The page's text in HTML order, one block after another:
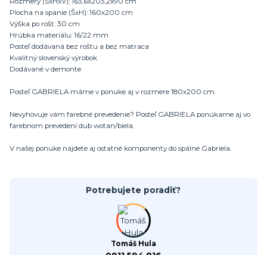
Plocha na spanie (ŠxH): 160x200 cm
Výška po rošt: 30 cm
Hrúbka materiálu: 16/22 mm
Posteľ dodávaná bez roštu a bez matraca
Kvalitný slovenský výrobok
Dodávané v demonte
Posteľ GABRIELA máme v ponuke aj v rozmere 180x200 cm.
Nevyhovuje vám farebné prevedenie? Posteľ GABRIELA ponúkame aj vo
farebnom prevedení dub wotan/biela.
V našej ponuke nájdete aj ostatné komponenty do spálne Gabriela.
Potrebujete poradiť?
Tomáš Hula